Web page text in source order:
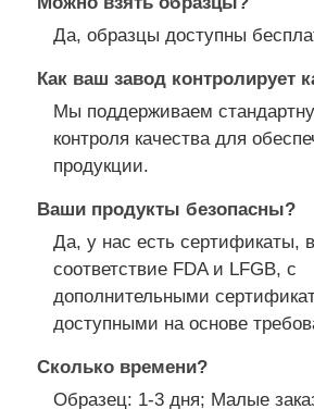
Да, образцы доступны
Как ваш завод контролирует
Мы поддерживаем
контроля качества для
продукции.
Ваши продукты безопасны?
Да, у нас есть сертификаты,
соответствие FDA и LFGB, с
дополнительными
доступными на основе
Сколько времени?
Образец: 1-3 дня; Малые